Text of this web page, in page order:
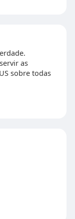
as
sobre todas